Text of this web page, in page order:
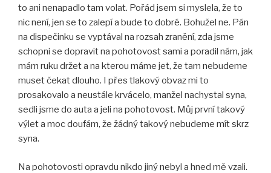
to ani nenapadlo tam volat. Pořád jsem si myslela, že to
nic není, jen se to zalepí a bude to dobré. Bohužel ne. Pán
na dispečinku se vyptával na rozsah zranění, zda jsme
schopni se dopravit na pohotovost sami a poradil nám, jak
mám ruku držet a na kterou máme jet, že tam nebudeme
muset čekat dlouho. I přes tlakový obvaz mi to
prosakovalo a neustále krvácelo, manžel nachystal syna,
sedli jsme do auta a jeli na pohotovost. Můj první takový
výlet a moc doufám, že žádný takový nebudeme mít skrz
syna.
Na pohotovosti opravdu nikdo jiný nebyl a hned mě vzali.